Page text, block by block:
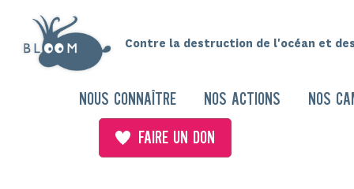
Contre la destruction de l'océan et
NOUS CONNAÎTRE NOS ACTIONS NOS
FAIRE UN DON